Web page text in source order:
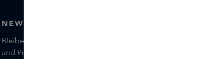
NEWSLETTER
Bleiben Sie auf dem Laufenden über die neuesten Marken
und Produkte und holen Sie sich Tipps von unseren Skins